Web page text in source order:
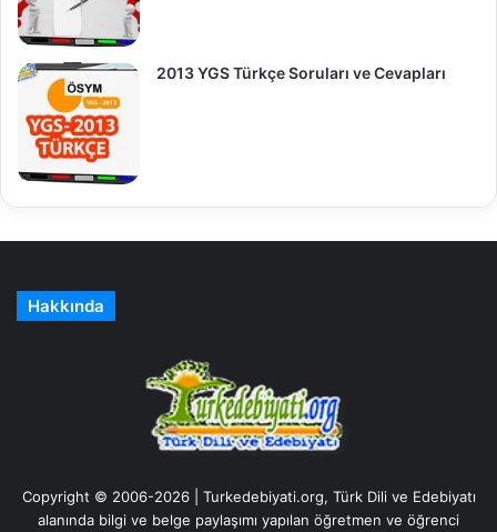
2013 YGS Türkçe Soruları ve Cevapları
Hakkında
Copyright © 2006-2026 | Turkedebiyati.org, Türk Dili ve Edebiyatı
alanında bilgi ve belge paylaşımı yapılan öğretmen ve öğrenci